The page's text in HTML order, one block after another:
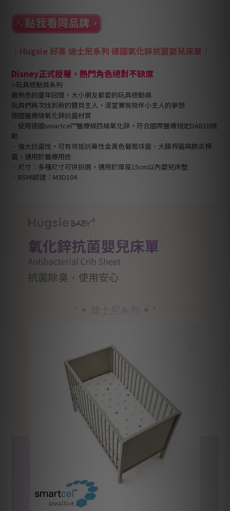
｜ Hugsie 好喜 迪士尼系列 德國氧化鋅抗菌嬰兒床單 ｜
Disney正式授權，熱門角色絕對不缺席
⭐玩具總動員系列
最熟悉的童年回憶，大小朋友都愛的玩具總動員
玩具們再次找到新的寶貝主人，渴望實現陪伴小主人的夢想
德國醫療級氧化鋅抗菌材質
．使用德國smartcel™醫療級四級氧化鋅，符合國際醫療規定DAB10規
範
．強大抗菌性，可有效抵抗藥性金黃色葡萄球菌、大腸桿菌與肺炎桿
菌，適用於醫療用途
．尺寸：多種尺寸可供挑選，適用於厚度15cm以內嬰兒床墊
．BSMI認證：M3D104